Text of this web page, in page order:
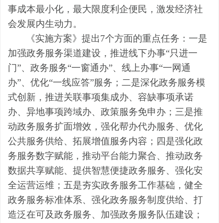
事成本最小化，最大限度利企便民，激发经济社
会发展内生动力。
《实施方案》提出7个方面的重点任务 ： 一是
加强政务服务渠道建设 ， 推进线下办事“只进一
门”、 政务服务“一窗通办”、 线上办事“一网通
办”、优化“一线应答”服务 ； 二是深化政务服务模
式创新 ， 推进关联事项集成办、 容缺事项承诺
办、 异地事项跨域办、 政策服务免申办 ； 三是推
动政务服务扩面增效 ， 强化帮办代办服务、 优化
公共服务供给、 拓展增值服务内容 ； 四是强化政
务服务数字赋能 ， 推动平台能力聚合、 推动政务
数据共享赋能、 提供智慧便捷政务服务、 强化安
全运营运维 ； 五是夯实政务服务工作基础 ， 健全
政务服务标准体系、 强化政务服务制度供给、 打
造泛在可及政务服务、 加强政务服务队伍建设 ；